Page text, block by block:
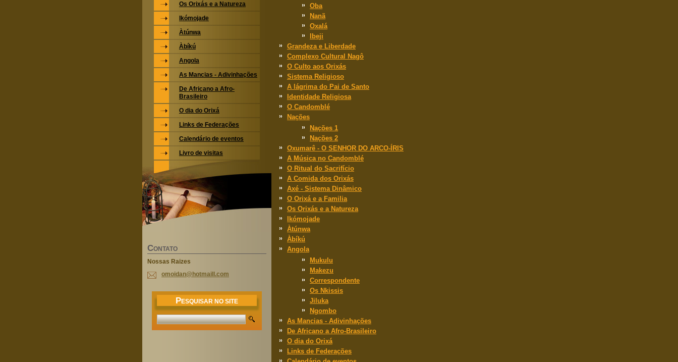
Oba
Nanã
Oxalá
Ibeji
Grandeza e Liberdade
Complexo Cultural Nagô
O Culto aos Orixás
Sistema Religioso
A lágrima do Pai de Santo
Identidade Religiosa
O Candomblé
Nações
Nações 1
Nações 2
Oxumarê - O SENHOR DO ARCO-ÍRIS
A Música no Candomblé
O Ritual do Sacrifício
A Comida dos Orixás
Axé - Sistema Dinâmico
O Orixá e a Familia
Os Orixás e a Natureza
Ikómojade
Àtúnwa
Àbíkú
Angola
Mukulu
Makezu
Correspondente
Os Nkissis
Jiluka
Ngombo
As Mancias - Adivinhações
De Africano a Afro-Brasileiro
O dia do Orixá
Links de Federações
Os Orixás e a Natureza
Ikómojade
Àtúnwa
Àbíkú
Angola
As Mancias - Adivinhações
De Africano a Afro-
Brasileiro
O dia do Orixá
Links de Federações
Calendário de eventos
Livro de visitas
CONTATO
Nossas Raizes
omoidan@ hotmaill .com
PESQUISAR NO SITE